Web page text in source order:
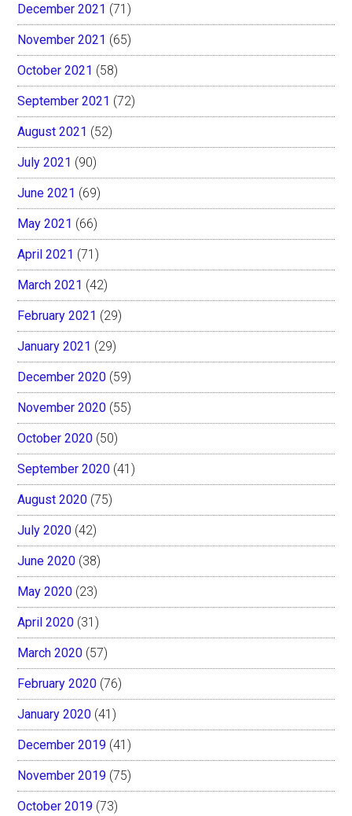
December 2021 (71)
November 2021 (65)
October 2021 (58)
September 2021 (72)
August 2021 (52)
July 2021 (90)
June 2021 (69)
May 2021 (66)
April 2021 (71)
March 2021 (42)
February 2021 (29)
January 2021 (29)
December 2020 (59)
November 2020 (55)
October 2020 (50)
September 2020 (41)
August 2020 (75)
July 2020 (42)
June 2020 (38)
May 2020 (23)
April 2020 (31)
March 2020 (57)
February 2020 (76)
January 2020 (41)
December 2019 (41)
November 2019 (75)
October 2019 (73)